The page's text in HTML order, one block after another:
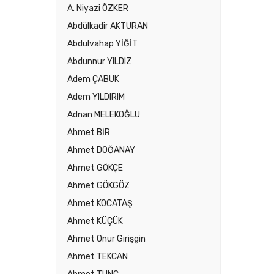
A. Niyazi ÖZKER
Abdülkadir AKTURAN
Abdulvahap YİĞİT
Abdunnur YILDIZ
Adem ÇABUK
Adem YILDIRIM
Adnan MELEKOĞLU
Ahmet BİR
Ahmet DOĞANAY
Ahmet GÖKÇE
Ahmet GÖKGÖZ
Ahmet KOCATAŞ
Ahmet KÜÇÜK
Ahmet Onur Girişgin
Ahmet TEKCAN